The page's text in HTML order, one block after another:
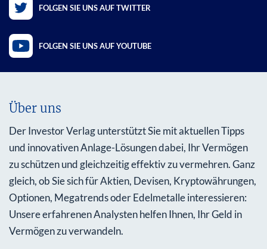
FOLGEN SIE UNS AUF TWITTER
FOLGEN SIE UNS AUF YOUTUBE
Über uns
Der Investor Verlag unterstützt Sie mit aktuellen Tipps
und innovativen Anlage-Lösungen dabei, Ihr Vermögen
zu schützen und gleichzeitig effektiv zu vermehren. Ganz
gleich, ob Sie sich für Aktien, Devisen, Kryptowährungen,
Optionen, Megatrends oder Edelmetalle interessieren:
Unsere erfahrenen Analysten helfen Ihnen, Ihr Geld in
Vermögen zu verwandeln.